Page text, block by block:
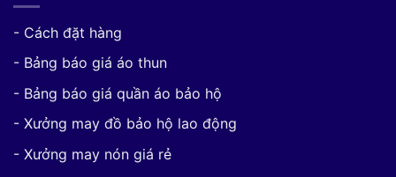
- Cách đặt hàng
- Bảng báo giá áo thun
- Bảng báo giá quần áo bảo hộ
- Xưởng may đồ bảo hộ lao động
- Xưởng may nón giá rẻ